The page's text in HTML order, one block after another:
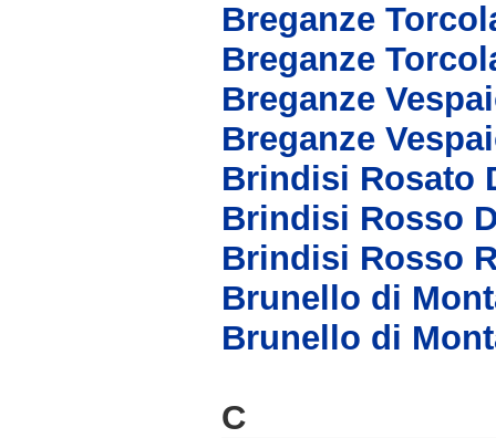
Breganze
Breganze
Breganze
Breganze
Brindisi Rosato
Brindisi Rosso
Brindisi Rosso
Brunello di
Brunello di
C